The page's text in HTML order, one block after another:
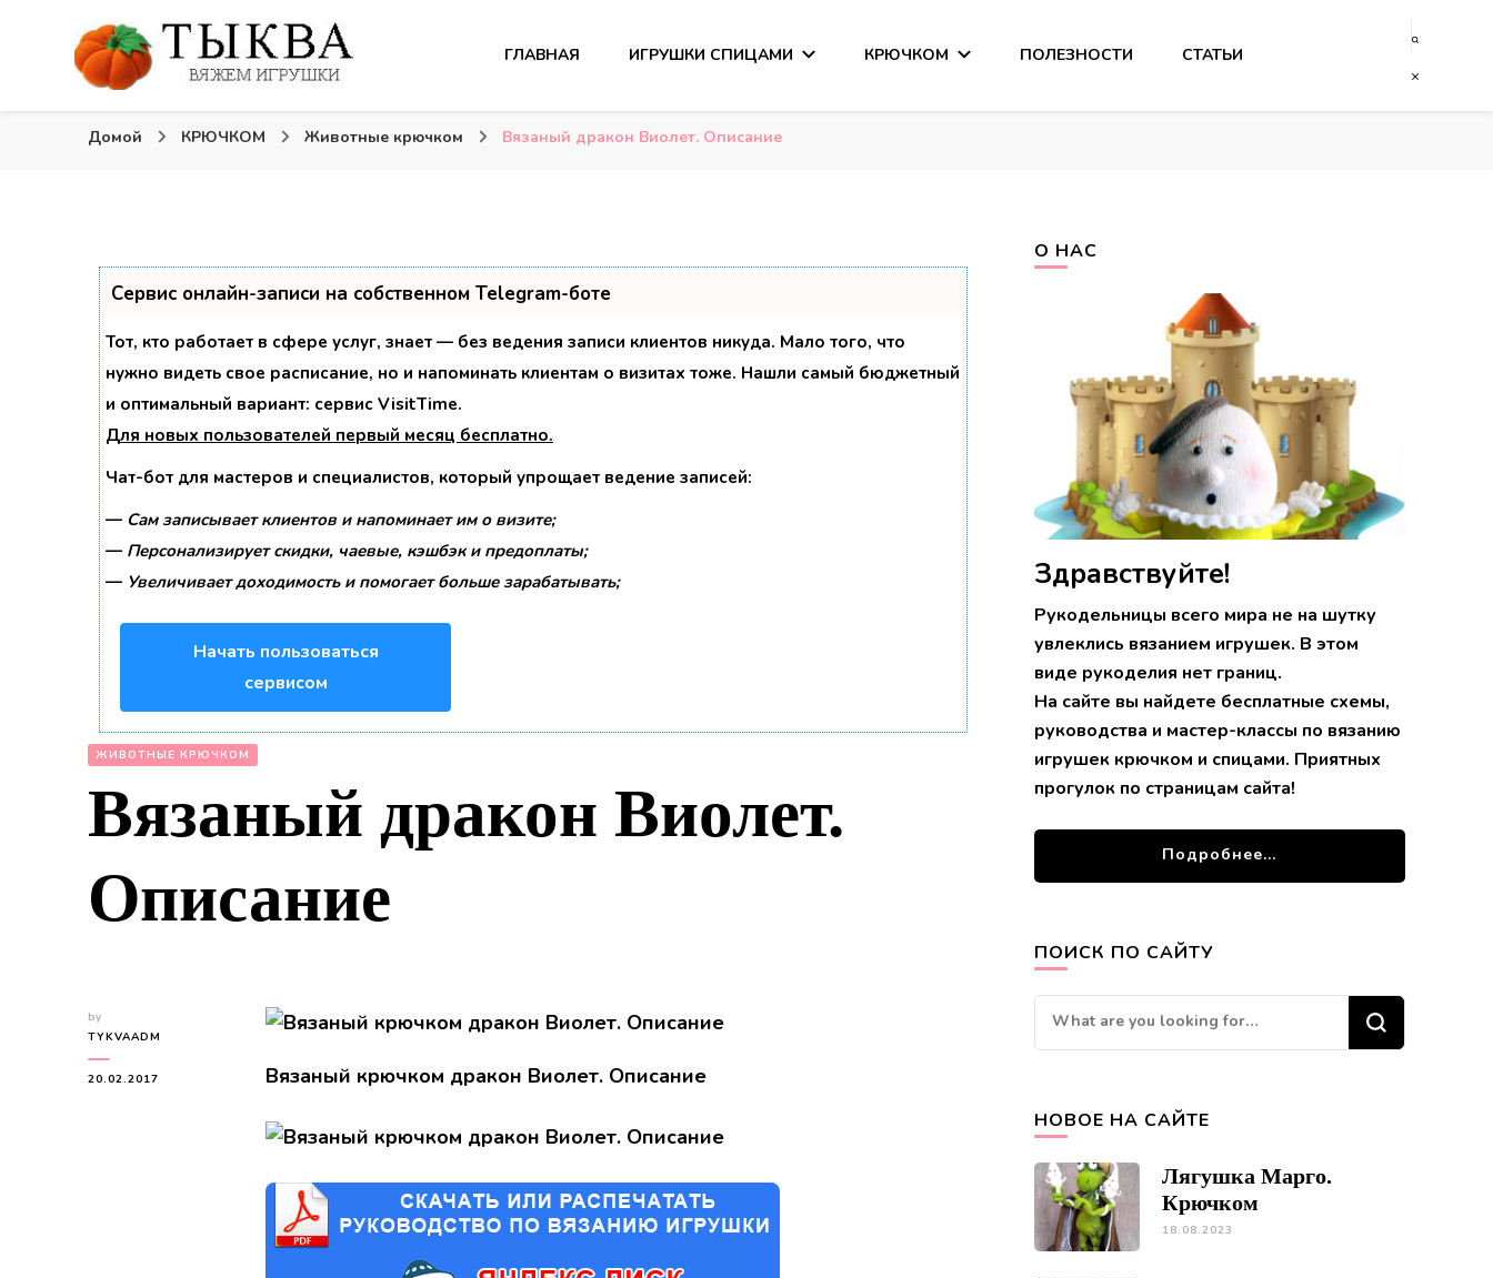
Тыква: Вяжем игрушки
ГЛАВНАЯ ИГРУШКИ СПИЦАМИ КРЮЧКОМ ПОЛЕЗНОСТИ СТАТЬИ
Домой КРЮЧКОМ Животные крючком Вязаный дракон Виолет. Описание
Сервис онлайн-записи на собственном Telegram-боте
Тот, кто работает в сфере услуг, знает — без ведения записи клиентов никуда. Мало того, что
нужно видеть свое расписание, но и напоминать клиентам о визитах тоже. Нашли самый бюджетный
и оптимальный вариант: сервис VisitTime.
Для новых пользователей первый месяц бесплатно.
Чат-бот для мастеров и специалистов, который упрощает ведение записей:
— Сам записывает клиентов и напоминает им о визите;
— Персонализирует скидки, чаевые, кэшбэк и предоплаты;
— Увеличивает доходимость и помогает больше зарабатывать;
Начать пользоваться
сервисом
ЖИВОТНЫЕ КРЮЧКОМ
Вязаный дракон Виолет.
Описание
by
TYKVAADM
20.02.2017 Вязаный крючком дракон Виолет. Описание
О НАС
Здравствуйте!
Рукодельницы всего мира не на шутку
увлеклись вязанием игрушек. В этом
виде рукоделия нет границ.
На сайте вы найдете бесплатные схемы,
руководства и мастер-классы по вязанию
игрушек крючком и спицами. Приятных
прогулок по страницам сайта!
Подробнее...
ПОИСК ПО САЙТУ
Looking
for
НОВОЕ НА САЙТЕ
Лягушка Марго.
Крючком
18.08.2023